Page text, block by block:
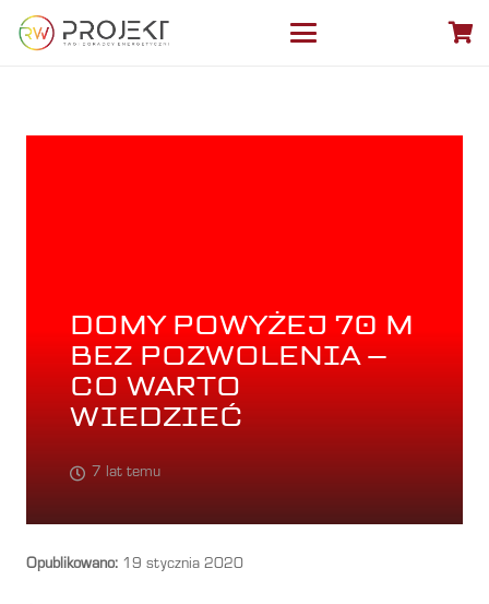
DOMY POWYŻEJ 70 M
BEZ POZWOLENIA –
CO WARTO
WIEDZIEĆ
7 lat temu
Opublikowano: 19 stycznia 2020